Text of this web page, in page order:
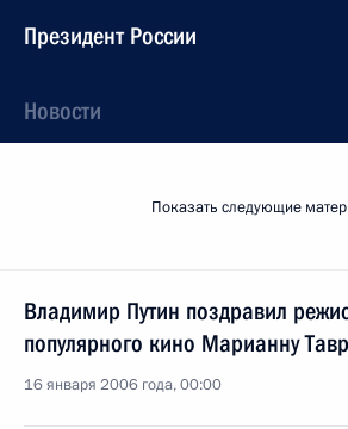
Президент России
Новости
Показать следующие
Владимир Путин поздравил
популярного кино Марианну
16 января 2006 года, 00:00